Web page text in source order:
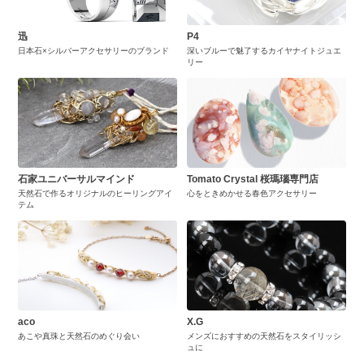
迅
日本石×シルバーアクセサリーのブランド
P4
深いブルーで魅了するカイヤナイトジュエ
リー
石家ユニバーサルマインド
天然石で作るオリジナルのヒーリングアイ
テム
Tomato Crystal 桜瑪瑙専門店
心をときめかせる春色アクセサリー
aco
あこや真珠と天然石のめぐり会い
X.G
メンズにおすすめの天然石をスタイリッシ
ュに